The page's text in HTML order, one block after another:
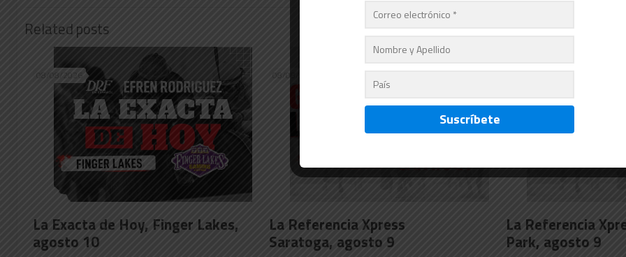
Related posts
08/08/2026
La Exacta de Hoy, Finger Lakes,
agosto 10
08/08/2026
La Referencia Xpress
Saratoga, agosto 9
La Referencia
Park, agosto 9